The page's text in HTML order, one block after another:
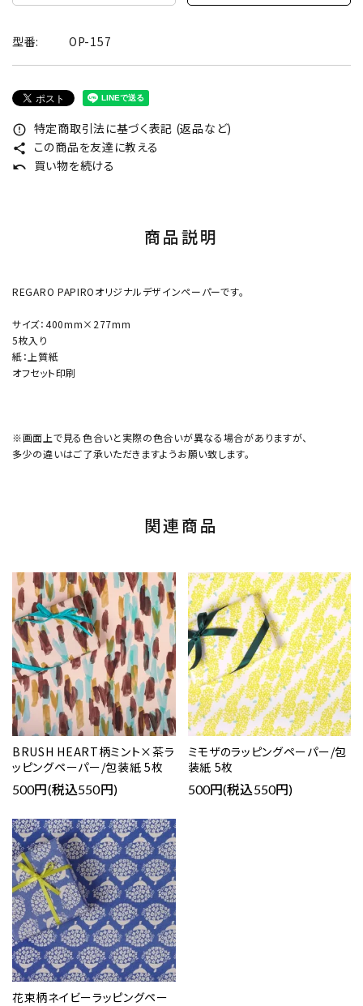
型番: OP-157
error_outline 特定商取引法に基づく表記 (返品など)
share この商品を友達に教える
undo 買い物を続ける
商品説明
REGARO PAPIROオリジナルデザインペーパーです。
サイズ：400mm×277mm
5枚入り
紙：上質紙
オフセット印刷
※画面上で見る色合いと実際の色合いが異なる場合がありますが、
多少の違いはご了承いただきますようお願い致します。
関連商品
BRUSH HEART柄ミント×茶ラ
ッピングペーパー/包装紙 5枚
500円(税込550円)
ミモザのラッピングペーパー/包
装紙 5枚
500円(税込550円)
花束柄ネイビーラッピングペー